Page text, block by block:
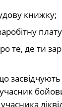
книжку;
те, де ти
засвідчують